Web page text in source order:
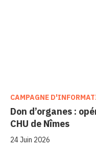
Don d’organes :
CHU de Nîmes
24 Juin 2026
CAMPAGNE